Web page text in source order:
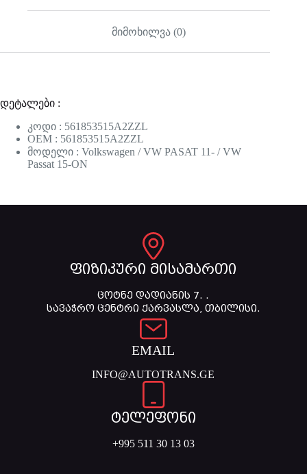
მიმოხილვა (0)
დეტალები :
კოდი : 561853515A2ZZL
OEM : 561853515A2ZZL
მოდელი : Volkswagen / VW PASAT 11- / VW
Passat 15-ON
ფიზიკური მისამართი
ცოტნე დადიანის 7. .
სავაჭრო ცენტრი ქარვასლა, თბილისი.
EMAIL
INFO@AUTOTRANS.GE
ტელეფონი
+995 511 30 13 03